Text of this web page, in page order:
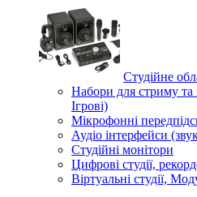
Студійне
Набори для стриму та
Ігрові)
Мікрофонні
Аудіо інтерфейси
Студійні монітори
Цифрові студії,
Віртуальні студії,